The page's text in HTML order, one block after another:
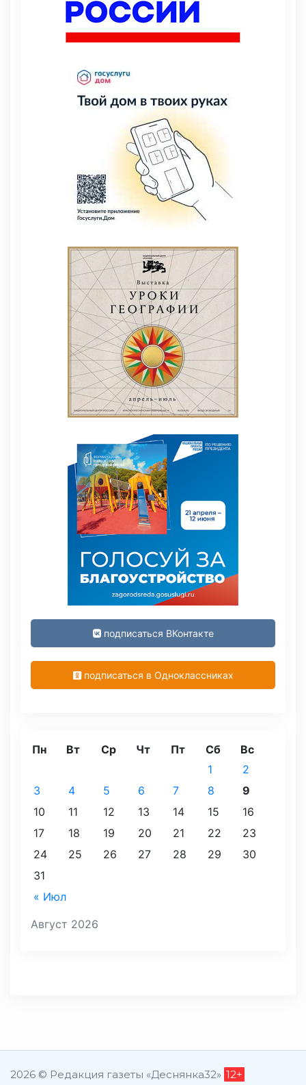
подписаться ВКонтакте
подписаться в Одноклассниках
Август 2026
Пн Вт Ср Чт Пт Сб Вс
« Июл
1
2
3
4 5 6 7 8
9
10
11 12 13 14 15
16
17
18 19 20 21 22
23
24
25 26 27 28 29
30
31
2026 © Редакция газеты «Деснянка32» 12+